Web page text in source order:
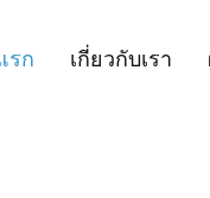
รก เกี่ยวกับเรา